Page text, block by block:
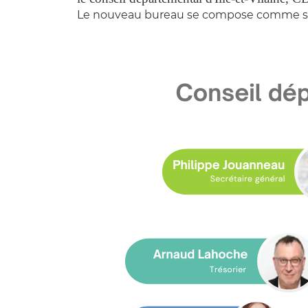
Le nouveau bureau se compose comme